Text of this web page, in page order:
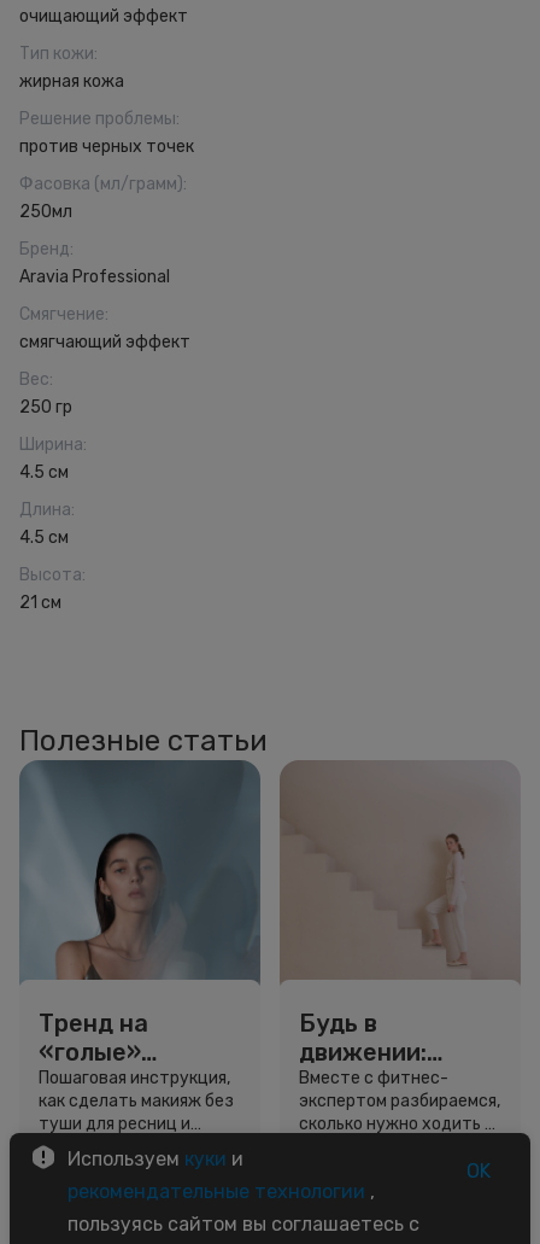
очищающий эффект
Тип кожи:
жирная кожа
Решение проблемы:
против черных точек
Фасовка (мл/грамм):
250мл
Бренд:
Aravia Professional
Смягчение:
смягчающий эффект
Вес:
250 гр
Ширина:
4.5 см
Длина:
4.5 см
Высота:
21 см
Полезные статьи
Тренд на
«голые»
ресницы: как
выглядеть
свежо, не
используя тушь
Пошаговая инструкция,
как сделать макияж без
туши для ресниц и
звёздный образ для
вдохновения.
3 минуты
Будь в
движении:
сколько нужно
шагов для
красоты и
Вместе с фитнес-
экспертом разбираемся,
сколько нужно ходить и
5 минут
Используем куки и
рекомендательные технологии ,
пользуясь сайтом вы соглашаетесь с
OK